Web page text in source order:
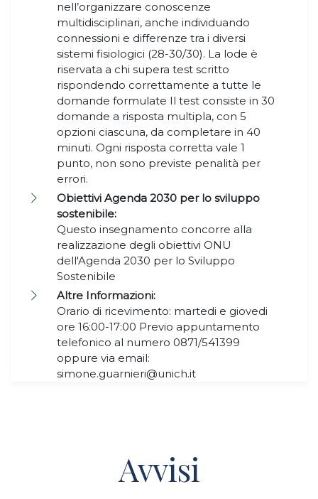
nell’organizzare conoscenze
multidisciplinari, anche individuando
connessioni e differenze tra i diversi
sistemi fisiologici (28-30/30). La lode è
riservata a chi supera test scritto
rispondendo correttamente a tutte le
domande formulate Il test consiste in 30
domande a risposta multipla, con 5
opzioni ciascuna, da completare in 40
minuti. Ogni risposta corretta vale 1
punto, non sono previste penalità per
errori.
Obiettivi Agenda 2030 per lo sviluppo
sostenibile:
Questo insegnamento concorre alla
realizzazione degli obiettivi ONU
dell'Agenda 2030 per lo Sviluppo
Sostenibile
Altre Informazioni:
Orario di ricevimento: martedi e giovedi
ore 16:00-17:00 Previo appuntamento
telefonico al numero 0871/541399
oppure via email:
simone.guarnieri@unich.it
Avvisi